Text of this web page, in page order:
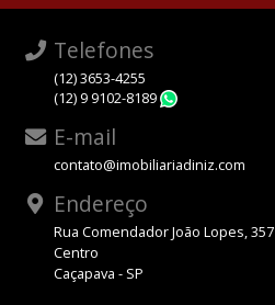
Telefones
(12) 3653-4255
(12) 9 9102-8189
E-mail
contato@imobiliariadiniz.com
Endereço
Rua Comendador João Lopes, 357
Centro
Caçapava - SP